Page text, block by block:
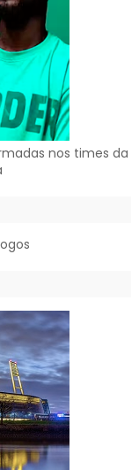
nos times da